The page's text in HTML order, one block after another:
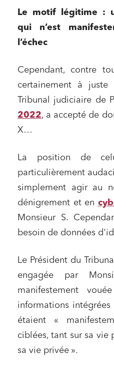
Le motif légitime :
qui n’est
l’échec
Cependant, contre
certainement à
Tribunal judiciaire de
2022, a accepté de
X…
La position de
particulièrement
simplement agir au
dénigrement et en
Monsieur S.
besoin de données
Le Président du
engagée par
manifestement
informations
étaient «
ciblées, tant sur sa vie
sa vie privée ».